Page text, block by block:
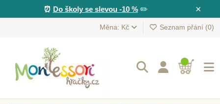
×
⏰ Do školy se slevou -10 %✏️
Měna: Kč Seznam přání (0)